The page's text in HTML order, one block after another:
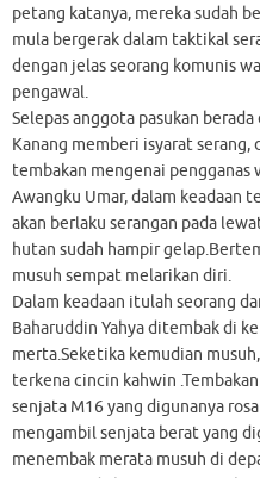
petang katanya, mereka sudah
mula bergerak dalam taktikal
dengan jelas seorang komunis
pengawal.
Selepas anggota pasukan
Kanang memberi isyarat serang,
tembakan mengenai
Awangku Umar, dalam keadaan
akan berlaku serangan pada
hutan sudah hampir
musuh sempat melarikan diri.
Dalam keadaan itulah seorang
Baharuddin Yahya ditembak di
merta.Seketika kemudian
terkena cincin kahwin
senjata M16 yang digunanya
mengambil senjata berat yang
menembak merata musuh di